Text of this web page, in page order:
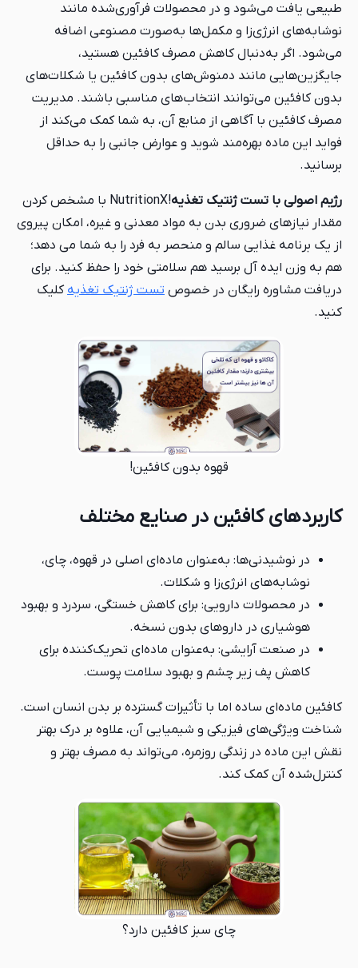
طبیعی یافت می‌شود و در محصولات فرآوری‌شده مانند
نوشابه‌های انرژی‌زا و مکمل‌ها به‌صورت مصنوعی اضافه
می‌شود. اگر به‌دنبال کاهش مصرف کافئین هستید،
جایگزین‌هایی مانند دمنوش‌های بدون کافئین یا شکلات‌های
بدون کافئین می‌توانند انتخاب‌های مناسبی باشند. مدیریت
مصرف کافئین با آگاهی از منابع آن، به شما کمک می‌کند از
فواید این ماده بهره‌مند شوید و عوارض جانبی را به حداقل
برسانید.
رژیم اصولی با تست ژنتیک تغذیه
!NutritionX با مشخص کردن
مقدار نیازهای ضروری بدن به مواد معدنی و غیره، امکان پیروی
از یک برنامه غذایی سالم و منحصر به فرد را به شما می دهد؛
هم به وزن ایده آل برسید هم سلامتی خود را حفظ کنید. برای
دریافت مشاوره رایگان در خصوص تست ژنتیک تغذیهکلیک
کنید.
قهوه بدون کافئین!
کاربردهای کافئین در صنایع مختلف
در نوشیدنی‌ها: به‌عنوان ماده‌ای اصلی در قهوه، چای،
نوشابه‌های انرژی‌زا و شکلات.
در محصولات دارویی: برای کاهش خستگی، سردرد و بهبود
هوشیاری در داروهای بدون نسخه.
در صنعت آرایشی: به‌عنوان ماده‌ای تحریک‌کننده برای
کاهش پف زیر چشم و بهبود سلامت پوست.
کافئین ماده‌ای ساده اما با تأثیرات گسترده بر بدن انسان است.
شناخت ویژگی‌های فیزیکی و شیمیایی آن، علاوه بر درک بهتر
نقش این ماده در زندگی روزمره، می‌تواند به مصرف بهتر و
کنترل‌شده آن کمک کند.
چای سبز کافئین دارد؟